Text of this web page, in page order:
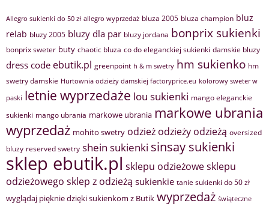
Allegro sukienki do 50 zł allegro wyprzedaż bluza 2005 bluza champion bluz
relab bluzy 2005 bluzy dla par bluzy jordana bonprix sukienki
bonprix sweter buty chaotic bluza co do eleganckiej sukienki damskie bluzy
dress code ebutik.pl greenpoint h & m swetry hm sukienko hm
swetry damskie Hurtownia odzieży damskiej factoryprice.eu kolorowy sweter w
paski letnie wyprzedaże lou sukienki mango eleganckie
sukienki mango ubrania markowe ubrania markowe ubrania
wyprzedaż mohito swetry odzież odzieży odzieżą oversized
bluzy reserved swetry shein sukienki sinsay sukienki
sklep ebutik.pl sklepu odzieżowesklepu
odzieżowego sklep z odzieżą sukienkie tanie sukienki do 50 zł
wyglądaj pięknie dzięki sukienkom z Butik wyprzedaż świąteczne